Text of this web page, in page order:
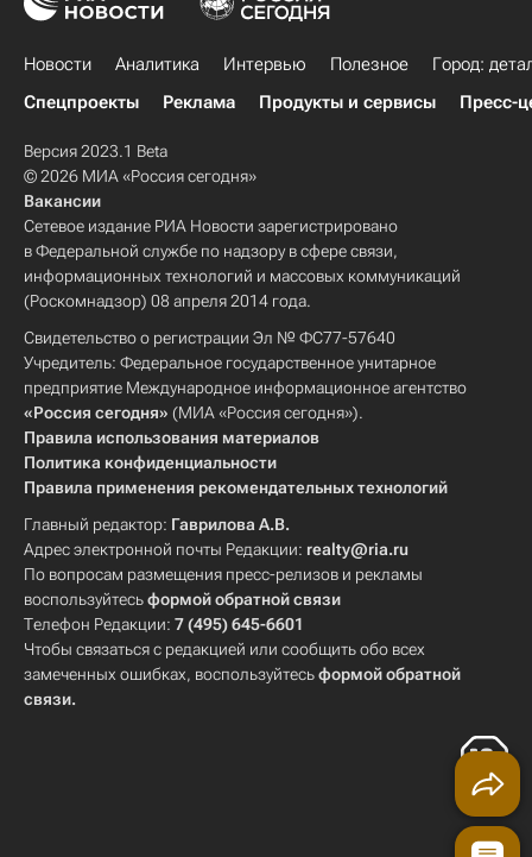
Новости Аналитика Интервью Полезное
Город:
Спецпроекты
Реклама Продукты и сервисы Пресс-
Версия 2023.1 Beta
© 2026 МИА «Россия сегодня»
Вакансии
Сетевое издание РИА Новости зарегистрировано
в Федеральной службе по надзору в сфере связи,
информационных технологий и массовых коммуникаций
(Роскомнадзор) 08 апреля 2014 года.
Свидетельство о регистрации Эл № ФС77-57640
Учредитель: Федеральное государственное унитарное
предприятие Международное информационное агентство
«Россия сегодня» (МИА «Россия сегодня»).
Правила использования материалов
Политика конфиденциальности
Правила применения рекомендательных технологий
Главный редактор: Гаврилова А.В.
Адрес электронной почты Редакции: realty@ria.ru
По вопросам размещения пресс-релизов и рекламы
воспользуйтесьформой обратной связи
Телефон Редакции: 7 (495) 645-6601
Чтобы связаться с редакцией или сообщить обо всех
замеченных ошибках, воспользуйтесьформой обратной
связи.